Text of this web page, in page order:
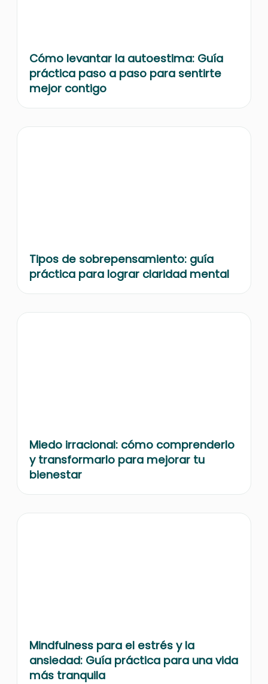
Cómo levantar la autoestima: Guía
práctica paso a paso para sentirte
mejor contigo
Tipos de sobrepensamiento: guía
práctica para lograr claridad mental
Miedo irracional: cómo comprenderlo
y transformarlo para mejorar tu
bienestar
Mindfulness para el estrés y la
ansiedad: Guía práctica para una vida
más tranquila